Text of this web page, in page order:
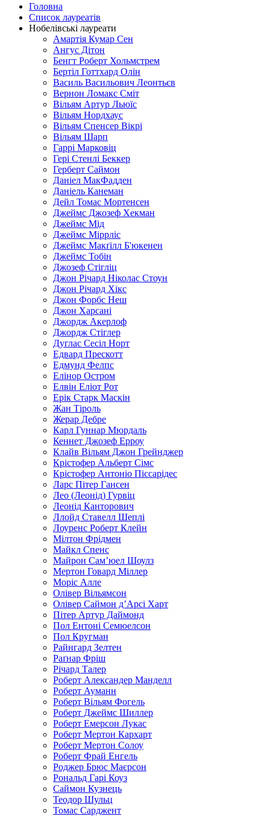
Головна
Список лауреатів
Нобелівські лауреати
Амартія Кумар Сен
Ангус Дітон
Бенгт Роберт Хольмстрем
Бертіл Готтхард Олін
Василь Васильович Леонтьєв
Вернон Ломакс Сміт
Вільям Артур Льюїс
Вільям Нордхаус
Вільям Спенсер Вікрі
Вільям Шарп
Гаррі Марковіц
Гері Стенлі Беккер
Герберт Саймон
Даніел МакФадден
Даніель Канеман
Дейл Томас Мортенсен
Джеймс Джозеф Хекман
Джеймс Мід
Джеймс Міррліс
Джеймс Макґілл Б'юкенен
Джеймс Тобін
Джозеф Стігліц
Джон Річард Ніколас Стоун
Джон Річард Хікс
Джон Форбс Неш
Джон Харсані
Джордж Акерлоф
Джордж Стіглер
Дуглас Сесіл Норт
Едвард Прескотт
Едмунд Фелпс
Елінор Остром
Елвін Еліот Рот
Ерік Старк Маскін
Жан Тіроль
Жерар Дебре
Карл Гуннар Мюрдаль
Кеннет Джозеф Ерроу
Клайв Вільям Джон Грейнджер
Крістофер Альберт Сімс
Крістофер Антоніо Піссарідес
Ларс Пітер Гансен
Лео (Леонід) Гурвіц
Леонід Канторович
Ллойд Ставелл Шеплі
Лоуренс Роберт Клейн
Мілтон Фрідмен
Майкл Спенс
Майрон Сам’юел Шоулз
Мертон Говард Міллер
Моріс Алле
Олівер Вільямсон
Олівер Саймон д’Арсі Харт
Пітер Артур Даймонд
Пол Ентоні Семюелсон
Пол Кругман
Райнгард Зелтен
Раґнар Фріш
Річард Талер
Роберт Александер Манделл
Роберт Ауманн
Роберт Вільям Фогель
Роберт Джеймс Шиллер
Роберт Емерсон Лукас
Роберт Мертон Кархарт
Роберт Мертон Солоу
Роберт Фрай Енгель
Роджер Брюс Маєрсон
Рональд Гарі Коуз
Саймон Кузнець
Теодор Шульц
Томас Сарджент